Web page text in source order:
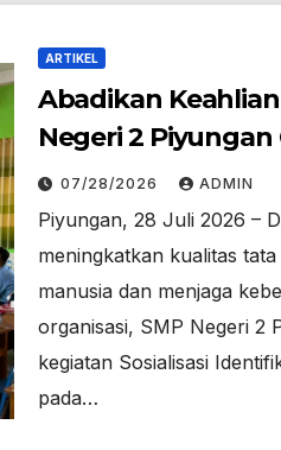
ARTIKEL
Abadikan Keahlian
Negeri 2 Piyungan
Identifikasi Tacit
07/28/2026 ADMIN
Piyungan, 28 Juli 2026 –
meningkatkan kualitas
manusia dan menjaga
organisasi, SMP Negeri 2
kegiatan Sosialisasi
pada…